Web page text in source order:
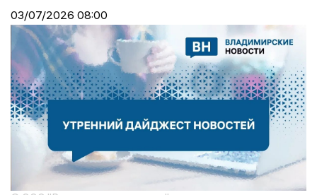
03/07/2026 08:00